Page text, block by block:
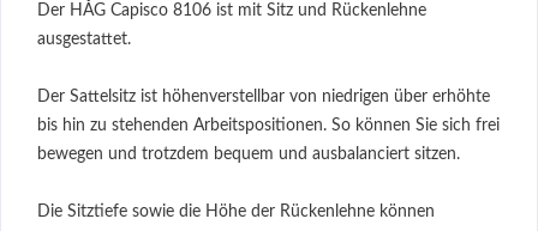
Der HÅG Capisco 8106 ist mit Sitz und Rückenlehne
ausgestattet.
Der Sattelsitz ist höhenverstellbar von niedrigen über erhöhte
bis hin zu stehenden Arbeitspositionen. So können Sie sich frei
bewegen und trotzdem bequem und ausbalanciert sitzen.
Die Sitztiefe sowie die Höhe der Rückenlehne können